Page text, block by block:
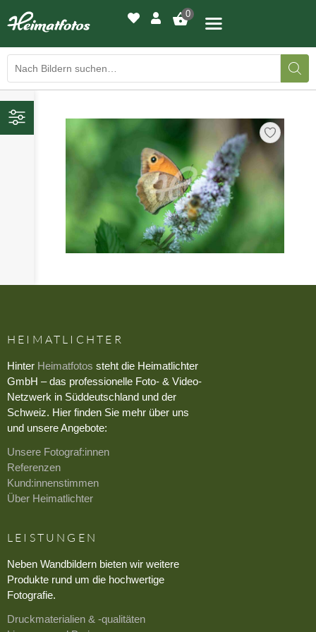
0
BILDERGALERIE
DRUCKQUALITÄTEN
LED-LEUCHTBILDER
WIR DRUCKEN IHR BILD
AUSSTELLUNGEN
›
HEIMATLICHTER
Hinter Heimatfotos steht die Heimatlichter
GmbH – das professionelle Foto- & Video-
Netzwerk in Süddeutschland und der
Schweiz. Hier finden Sie mehr über uns
und unsere Angebote:
Unsere Fotograf:innen
Referenzen
Kund:innenstimmen
Über Heimatlichter
LEISTUNGEN
Neben Wandbildern bieten wir weitere
Produkte rund um die hochwertige
Fotografie.
Druckmaterialien & -qualitäten